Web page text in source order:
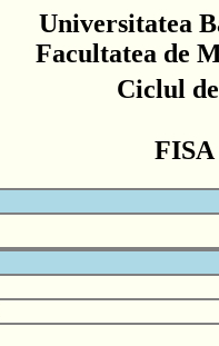
Universitatea
Facultatea de
Ciclul